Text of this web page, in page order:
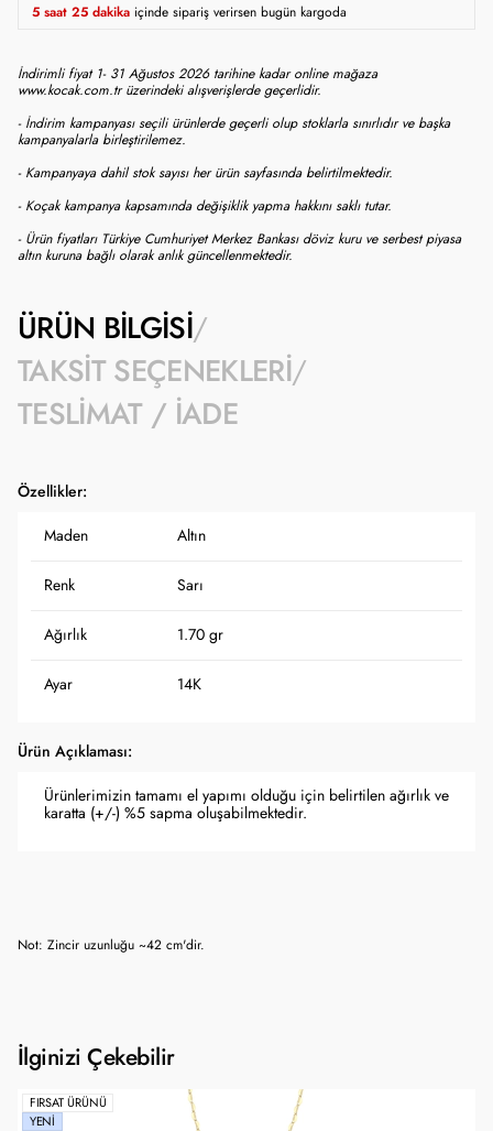
5 saat 25 dakika içinde sipariş verirsen bugün kargoda
İndirimli fiyat 1- 31 Ağustos 2026 tarihine kadar online mağaza
www.kocak.com.tr üzerindeki alışverişlerde geçerlidir.
- İndirim kampanyası seçili ürünlerde geçerli olup stoklarla sınırlıdır ve başka
kampanyalarla birleştirilemez.
- Kampanyaya dahil stok sayısı her ürün sayfasında belirtilmektedir.
- Koçak kampanya kapsamında değişiklik yapma hakkını saklı tutar.
- Ürün fiyatları Türkiye Cumhuriyet Merkez Bankası döviz kuru ve serbest piyasa
altın kuruna bağlı olarak anlık güncellenmektedir.
ÜRÜN BILGISI
TAKSIT SEÇENEKLERI
TESLIMAT / İADE
Özellikler:
Maden Altın
Renk Sarı
Ağırlık 1.70 gr
Ayar 14K
Ürün Açıklaması:
Ürünlerimizin tamamı el yapımı olduğu için belirtilen ağırlık ve
karatta (+/-) %5 sapma oluşabilmektedir.
Not: Zincir uzunluğu ~42 cm'dir.
İlginizi Çekebilir
FIRSAT ÜRÜNÜ
YENI